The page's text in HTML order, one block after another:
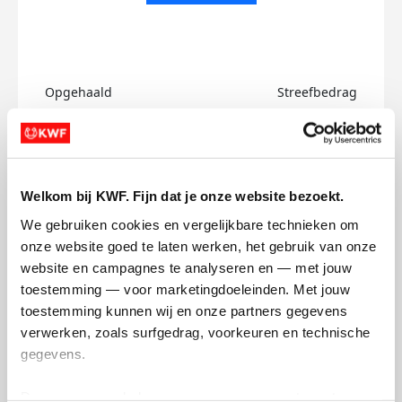
Welkom bij KWF. Fijn dat je onze website bezoekt.
We gebruiken cookies en vergelijkbare technieken om
onze website goed te laten werken, het gebruik van onze
website en campagnes te analyseren en — met jouw
toestemming — voor marketingdoeleinden. Met jouw
toestemming kunnen wij en onze partners gegevens
verwerken, zoals surfgedrag, voorkeuren en technische
gegevens.
Opgehaald Streefbedrag
Tatevik's badges